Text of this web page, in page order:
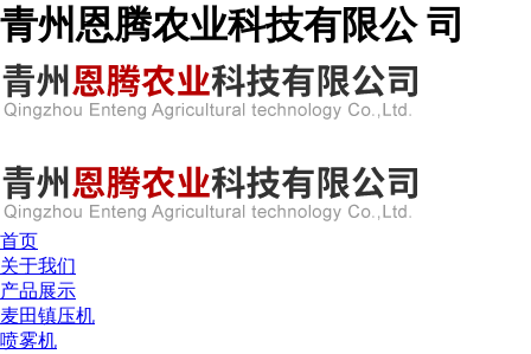
青州恩腾农业科技有限公 司
首页
关于我们
产品展示
麦田镇压机
喷雾机